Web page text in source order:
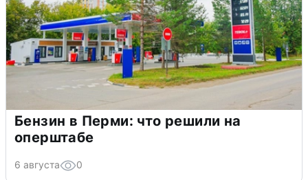
Бензин в Перми: что решили на
оперштабе
6 августа 0